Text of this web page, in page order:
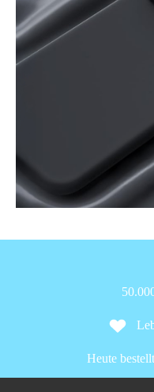
Heute